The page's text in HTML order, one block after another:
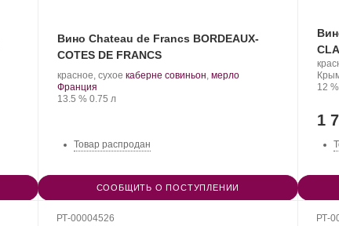
Вино Chateau de Francs BORDEAUX-
COTES DE FRANCS
красное, сухое .каберне совиньон ,мерло.
Регион:
Франция
Крепость
13.5 %. Объем
0.75 л
Товар распродан
СООБЩИТЬ О ПОСТУПЛЕНИИ
12 %.
1
РТ-00004526 РТ-